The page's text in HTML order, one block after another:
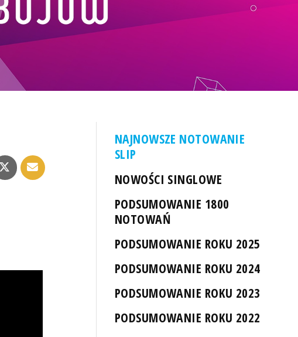
NAJNOWSZE NOTOWANIE
SLIP
NOWOŚCI SINGLOWE
PODSUMOWANIE 1800
NOTOWAŃ
PODSUMOWANIE ROKU 2025
PODSUMOWANIE ROKU 2024
PODSUMOWANIE ROKU 2023
PODSUMOWANIE ROKU 2022